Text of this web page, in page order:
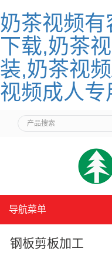
奶茶视频
下载,奶茶
装,奶茶视
视频成人专
导航菜单
钢板剪板加工